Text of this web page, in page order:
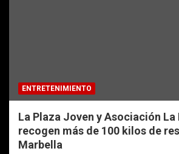
ENTRETENIMIENTO
La Plaza Joven y Asociación La
recogen más de 100 kilos de
Marbella